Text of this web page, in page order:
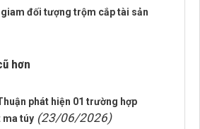
giam đối tượng trộm cắp tài sản
hơn
phát hiện 01 trường hợp
ma túy (23/06/2026)